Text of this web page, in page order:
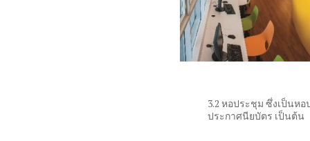
3.2 หอประชุม ซึ่งเป็นห
ประกาศนียบัตร เป็นต้น